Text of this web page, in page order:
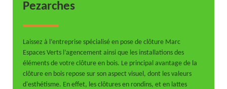
Pezarches
Laissez à l’entreprise spécialisé en pose de clôture Marc
Espaces Verts l’agencement ainsi que les installations des
éléments de votre clôture en bois. Le principal avantage de la
clôture en bois repose sur son aspect visuel, dont les valeurs
d'esthétisme. En effet, les clôtures en rondins, et en lattes